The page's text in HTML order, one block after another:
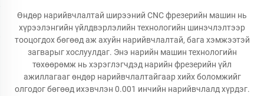
Өндөр нарийвчлалтай ширээний CNC фрезерийн машин нь
хүрээлэнгийн үйлдвэрлэлийн технологийн шинэчлэлтээр
тооцогдох бөгөөд аж ахуйн нарийвчлалтай, бага хэмжээтэй
загварыг хослуулдаг. Энэ нарийн машин технологийн
төхөөрөмж нь хэрэглэгчдэд нарийн фрезерийн үйл
ажиллагааг өндөр нарийвчлалтайгаар хийх боломжийг
олгодог бөгөөд ихэвчлэн 0.001 инчийн нарийвчлалд хүрдэг.